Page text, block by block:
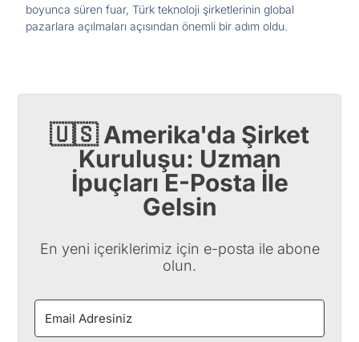
boyunca süren fuar, Türk teknoloji şirketlerinin global
pazarlara açılmaları açısından önemli bir adım oldu.
🇺🇸 Amerika'da Şirket
Kuruluşu: Uzman
İpuçları E-Posta İle
Gelsin
En yeni içeriklerimiz için e-posta ile abone
olun.